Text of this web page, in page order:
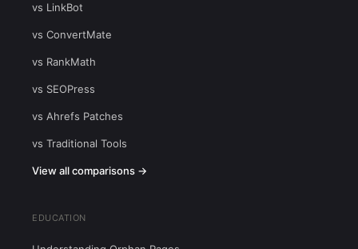
vs LinkBot
vs ConvertMate
vs RankMath
vs SEOPress
vs Ahrefs Patches
vs Traditional Tools
View all comparisons →
EDUCATION